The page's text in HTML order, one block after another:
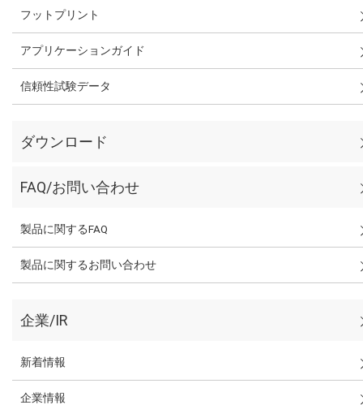
フットプリント
アプリケーションガイド
信頼性試験データ
ダウンロード
FAQ/お問い合わせ
製品に関するFAQ
製品に関するお問い合わせ
企業/IR
新着情報
企業情報